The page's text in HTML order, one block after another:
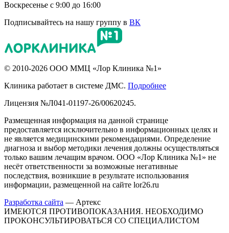
Воскресенье с 9:00 до 16:00
Подписывайтесь на нашу группу в ВК
© 2010-2026 ООО ММЦ «Лор Клиника №1»
Клиника работает в системе ДМС. Подробнее
Лицензия №Л041-01197-26/00620245.
Размещенная информация на данной странице
предоставляется исключительно в информационных целях и
не является медицинскими рекомендациями. Определение
диагноза и выбор методики лечения должны осуществляться
только вашим лечащим врачом. ООО «Лор Клиника №1» не
несёт ответственности за возможные негативные
последствия, возникшие в результате использования
информации, размещенной на сайте lor26.ru
Разработка сайта — Артекс
ИМЕЮТСЯ ПРОТИВОПОКАЗАНИЯ. НЕОБХОДИМО
ПРОКОНСУЛЬТИРОВАТЬСЯ СО СПЕЦИАЛИСТОМ